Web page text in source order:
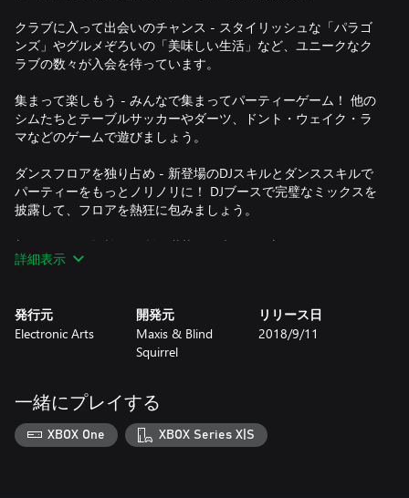
クラブに入って出会いのチャンス - スタイリッシュな「パラゴ
ンズ」やグルメぞろいの「美味しい生活」など、ユニークなク
ラブの数々が入会を待っています。
集まって楽しもう - みんなで集まってパーティーゲーム！ 他の
シムたちとテーブルサッカーやダーツ、ドント・ウェイク・ラ
マなどのゲームで遊びましょう。
ダンスフロアを独り占め - 新登場のDJスキルとダンススキルで
パーティーをもっとノリノリに！ DJブースで完璧なミックスを
披露して、フロアを熱狂に包みましょう。
新ワールドを探検 - 見所が満載の風光明媚な新ワールド
「Windenburg」があなたの訪れを待っています！
てのゲームアップデートの適用が必要です。 オファーはそれぞ
れ異なる場合や、変更される場合があります。 詳しくは
Microsoftウェブサイトをご覧ください。
詳細表示
発行元
Electronic Arts
開発元
Maxis & Blind
Squirrel
リリース日
2018/9/11
一緒にプレイする
XBOX One XBOX Series X|S